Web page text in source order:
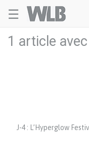
☰
1 article
J-4 : L’Hyperglow